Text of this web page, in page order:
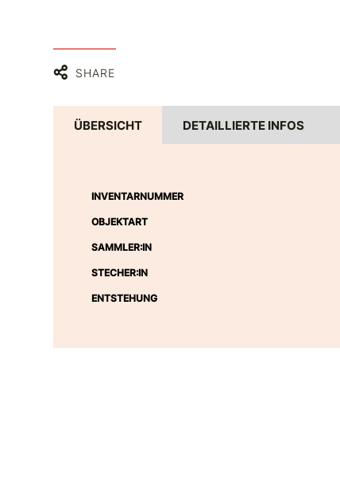
SHARE
ÜBERSICHT DETAILLIERTE INFOS
INVENTARNUMMER
OBJEKTART
SAMMLER:IN
STECHER:IN
ENTSTEHUNG